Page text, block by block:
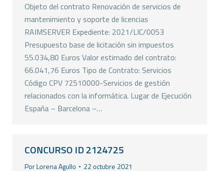
Objeto del contrato Renovación de servicios de
mantenimiento y soporte de licencias
RAIMSERVER Expediente: 2021/LIC/0053
Presupuesto base de licitación sin impuestos
55.034,80 Euros Valor estimado del contrato:
66.041,76 Euros Tipo de Contrato: Servicios
Código CPV 72510000-Servicios de gestión
relacionados con la informática. Lugar de Ejecución
España – Barcelona –…
CONCURSO ID 2124725
PorLorena Agullo 22 octubre 2021